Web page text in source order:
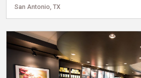
San Antonio, TX